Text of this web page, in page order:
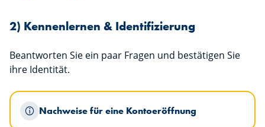
2) Kennenlernen & Identifizierung
Beantworten Sie ein paar Fragen und bestätigen Sie
ihre Identität.
Nachweise für eine Kontoeröffnung